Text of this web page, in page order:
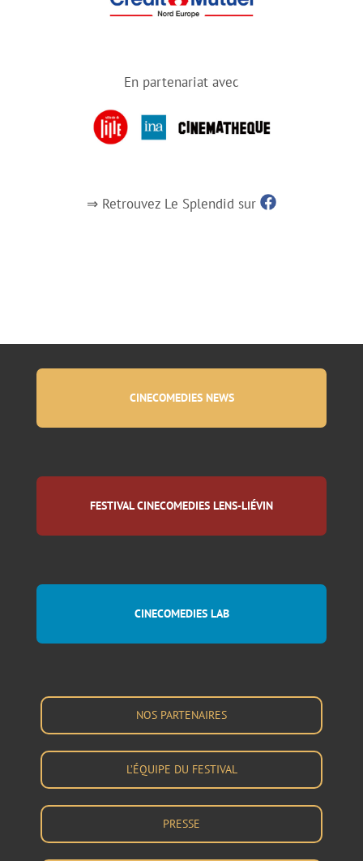
En partenariat avec
⇒ Retrouvez Le Splendid sur
CINECOMEDIES NEWS
FESTIVAL CINECOMEDIES LENS-LIÉVIN
CINECOMEDIES LAB
NOS PARTENAIRES
L’ÉQUIPE DU FESTIVAL
PRESSE